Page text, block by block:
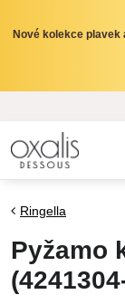
Nové kolekce plavek
Ringella
Pyžamo